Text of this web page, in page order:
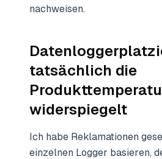
nachweisen.
tatsächlich die
widerspiegelt
Ich habe Reklamationen
einzelnen Logger basieren,